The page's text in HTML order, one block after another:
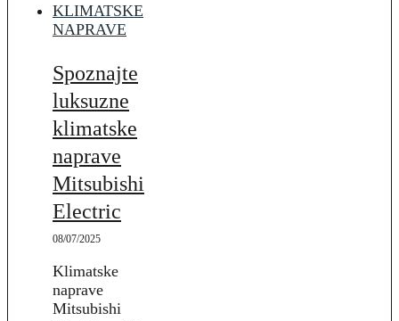
KLIMATSKE
NAPRAVE
Spoznajte
luksuzne
klimatske
naprave
Mitsubishi
Electric
08/07/2025
Klimatske
naprave
Mitsubishi